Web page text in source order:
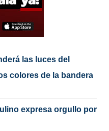
las luces del
colores de la bandera
expresa orgullo por